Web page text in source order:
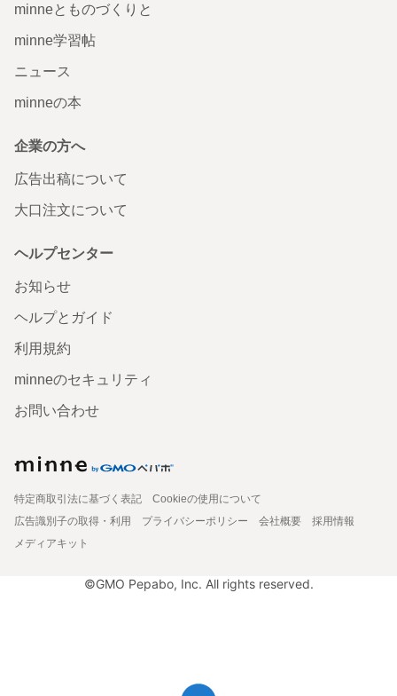
minneとものづくりと
minne学習帖
ニュース
minneの本
企業の方へ
広告出稿について
大口注文について
ヘルプセンター
お知らせ
ヘルプとガイド
利用規約
minneのセキュリティ
お問い合わせ
特定商取引法に基づく表記
Cookieの使用について
広告識別子の取得・利用
プライバシーポリシー 会社概要
採用情報
メディアキット
©GMO Pepabo, Inc. All rights reserved.